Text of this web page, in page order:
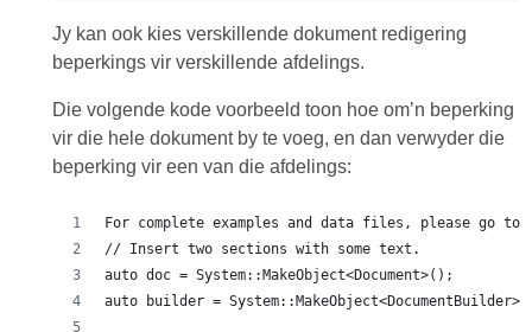
Jy kan ook kies verskillende dokument redigering
beperkings vir verskillende afdelings.
Die volgende kode voorbeeld toon hoe om’n beperking
vir die hele dokument by te voeg, en dan verwyder die
beperking vir een van die afdelings:
For complete examples and data files, please go to
// Insert two sections with some text.
auto doc = System::MakeObject<Document>();
auto builder =